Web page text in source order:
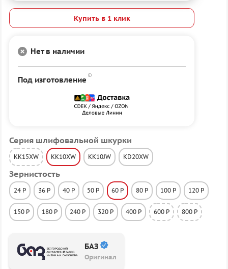
Серия шлифовальной шкурки
KK15XW KK10XW KK10JW KD20XW
Зернистость
24 P 36 P 40 P 50 P 60 P 80 P 100 P 120 P
150 P 180 P 240 P 320 P 400 P 600 P 800 P
БАЗ
Оригинал
Купить в 1 клик
Нет в наличии
Под изготовление